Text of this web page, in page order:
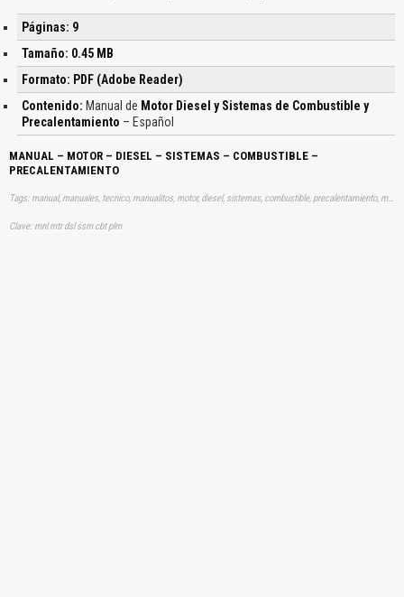
Páginas: 9
Tamaño: 0.45 MB
Formato: PDF (Adobe Reader)
Contenido: Manual de Motor Diesel y Sistemas de Combustible y
Precalentamiento – Español
MANUAL – MOTOR – DIESEL – SISTEMAS – COMBUSTIBLE –
PRECALENTAMIENTO
Tags: manual, manuales, tecnico, manualitos, motor, diesel, sistemas, combustible, precalentamiento, mecanica, automotriz, aprender, descargas
Clave: mnl mtr dsl ssm cbt plm